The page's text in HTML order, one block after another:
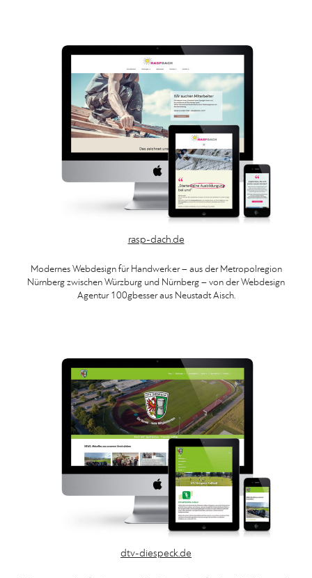
rasp-dach.de
Modernes Webdesign für Handwerker – aus der Metropolregion
Nürnberg zwischen Würzburg und Nürnberg – von der Webdesign
Agentur 100gbesser aus Neustadt Aisch.
dtv-diespeck.de